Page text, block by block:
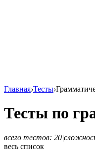
Главная›Тесты›
Тесты по
всего тестов: 20|
весь список